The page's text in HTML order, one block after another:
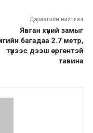
Дараагийн нийтлэл
Явган хүний замыг
багадаа 2.7 метр,
түүнээс дээш өргөнтэй
тавина